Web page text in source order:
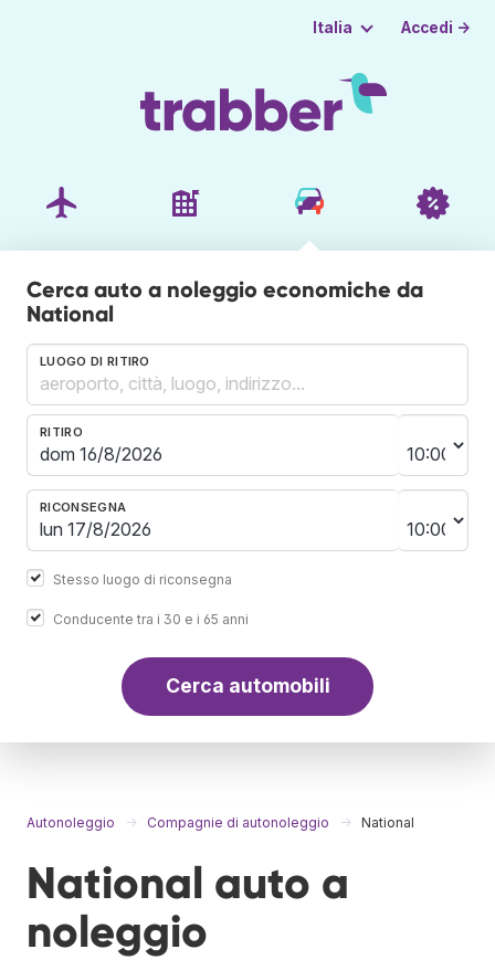
Italia Accedi →
Cerca auto a noleggio economiche da
National
LUOGO DI RITIRO
RITIRO
RICONSEGNA
Stesso luogo di riconsegna
Conducente tra i 30 e i 65 anni
Cerca automobili
Autonoleggio Compagnie di autonoleggio National
National auto a
noleggio